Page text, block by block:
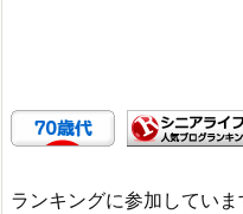
ランキングに参加していま